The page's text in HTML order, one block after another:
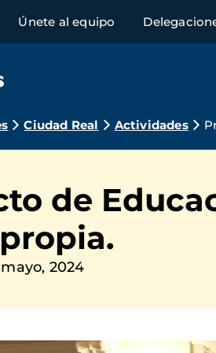
Únete al equipo
Ciudad Real Actividades
de
2024